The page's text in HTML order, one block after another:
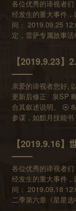
音)、黯月、雷尔夫
(GMT+8) 2. 免费角
使用期间：10/07
探索装备和库伦，
备技能调整。 预计
动技能，无论在攻
使用庞技能书出战的
难通关，修正后，
攻击。 ⦿ 9/18 更新
为"基础" 攻击以符
用特定被动型公会
书【撼地窟王】、
组】，可能导致关
修正携带本次更新
问题。系统将会调
补发。 ⦿ 8/28 更新
可能需要更长的
C16-10, 玛莉亚的
斗后无法正常结算
⦿ 8/21 更新后修正
修正玛莉亚专属故
正娜雅MZ 被动技
幻境试炼宝箱叙述为
各位优秀的谛视者
经发生的重大事件
间： 2019.09.25
定，雷萨专属故事
12:00~2019.10.09
放！ 开放时间
C16-11~C16-20 ⦿
璃(粉红色小怪兽)、
05:00 (GMT+8) 2.
夫 可使用期间：09/
新时间：
【2019.9.23
亲爱的谛视者您好,
更新后修正 泉SP
合其叙述说明。 ⦿
参谋，如黯月技能书
扬波技能书【真人
【破晓之公主】、
法结算的异常问题
新增的探索物品，可
受影响的玩家，并
后已知问题 进入部
loading 时间。 部
程绝级关卡，可能会
【2019.9.16】
各位优秀的谛视者
经发生的重大事件
间： 2019.09.18
二季第六章《星星